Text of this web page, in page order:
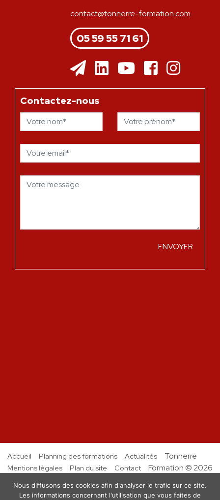
contact@tonnerre-formation.com
05 59 55 71 61
Contactez-nous
Accueil Planning des formations
Actualités
Mentions légales
Plan du site Contact
Tonnerre
Formation © 2026
Nous diffusons des cookies afin d'analyser le trafic sur ce site.
Les informations concernant l'utilisation que vous faites de